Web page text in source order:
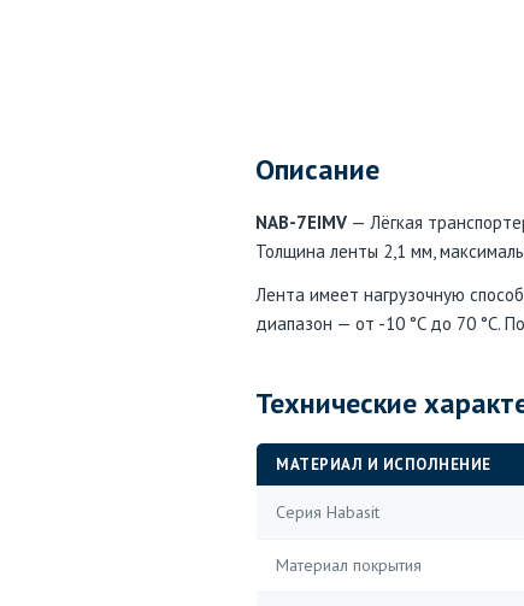
Описание
NAB-7EIMV — Лёгкая
Толщина ленты 2,1 мм,
Лента имеет нагрузочную
диапазон — от -10 °C до 70 °C.
Технические
МАТЕРИАЛ И ИСПОЛНЕНИЕ
Серия Habasit
Материал покрытия